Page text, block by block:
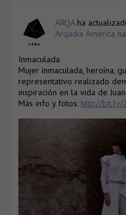
ARQAha
Arqadia América
Inmaculada
Mujer inmaculada, heroína,
representativo realizado
inspiración en la vida de
Más info y fotos: http://bit.ly/